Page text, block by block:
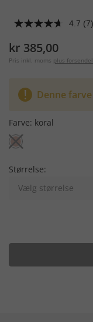
4.7 (7)
kr 385,00
Pris inkl. moms plus
Denne
Farve: koral
Størrelse:
Vælg størrelse